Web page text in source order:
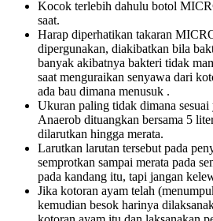
Kocok terlebih dahulu botol
saat.
Harap diperhatikan takaran
dipergunakan, diakibatkan bila
banyak akibatnya bakteri tidak
saat menguraikan senyawa dari
ada bau dimana menusuk .
Ukuran paling tidak dimana
Anaerob dituangkan bersama 5
dilarutkan hingga merata.
Larutkan larutan tersebut pada
semprotkan sampai merata pada
pada kandang itu, tapi jangan
Jika kotoran ayam telah
kemudian besok harinya